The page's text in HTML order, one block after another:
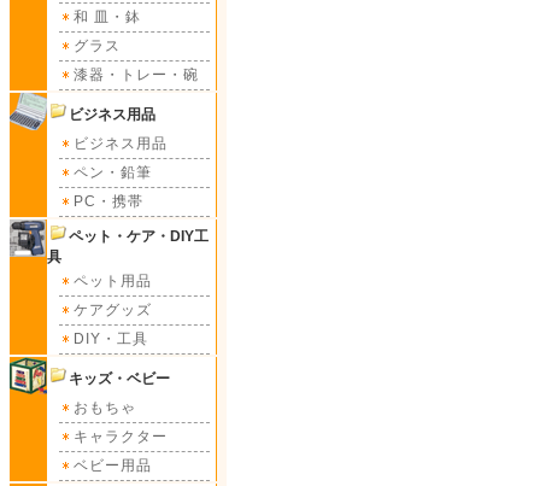
和 皿・鉢
グラス
漆器・トレー・碗
ビジネス用品
ビジネス用品
ペン・鉛筆
PC・携帯
ペット・ケア・DIY工
具
ペット用品
ケアグッズ
DIY・工具
キッズ・ベビー
おもちゃ
キャラクター
ベビー用品